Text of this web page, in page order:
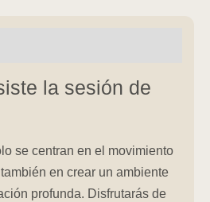
la sesión de
se centran en el movimiento
en crear un ambiente
profunda. Disfrutarás de